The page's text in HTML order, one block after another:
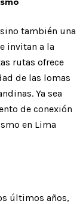
también una
invitan a la
rutas ofrece
de las lomas
Ya sea
de conexión
en Lima
últimos años,